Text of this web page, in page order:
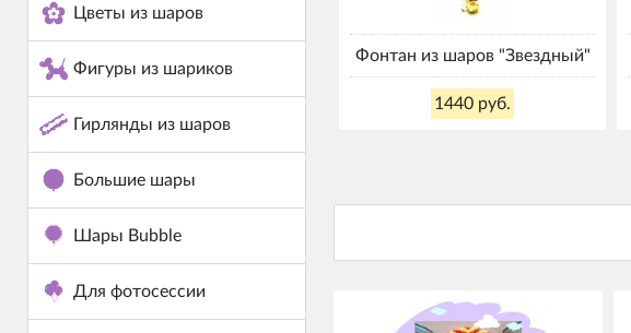
Цветы из шаров
Фигуры из шариков
Гирлянды из шаров
Большие шары
Шары Bubble
Для фотосессии
Фонтан из шаров "Звездный"
1440 руб.